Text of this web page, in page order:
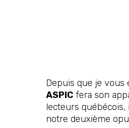
Depuis que je vous
ASPIC fera son
lecteurs
notre deuxième